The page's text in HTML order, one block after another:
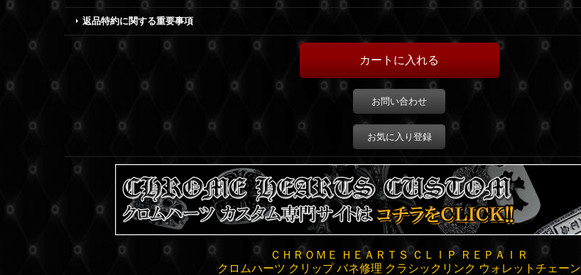
返品特約に関する重要事項
お問い合わせ
お気に入り登録
ＣＨＲＯＭＥ ＨＥＡＲＴＳ ＣＬＩＰ ＲＥＰＡＩＲ
クロムハーツ クリップ バネ修理 クラシックリンク ウォレットチェーン